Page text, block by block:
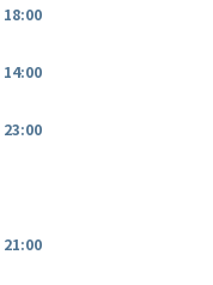
18:00
14:00
23:00
21:00